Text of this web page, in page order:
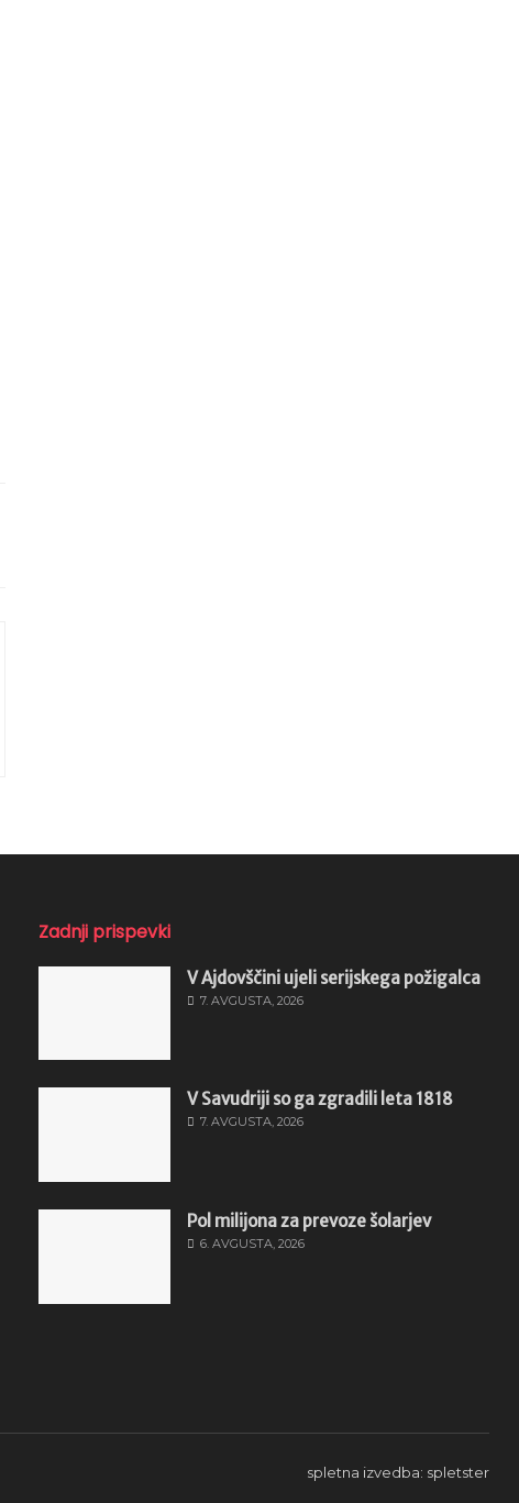
Zadnji prispevki
V Ajdovščini ujeli serijskega požigalca
7. AVGUSTA, 2026
V Savudriji so ga zgradili leta 1818
7. AVGUSTA, 2026
Pol milijona za prevoze šolarjev
6. AVGUSTA, 2026
spletna izvedba: spletster